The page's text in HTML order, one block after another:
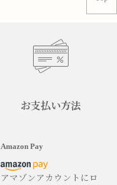
お支払い方法
Amazon Pay
アマゾンアカウントにロ